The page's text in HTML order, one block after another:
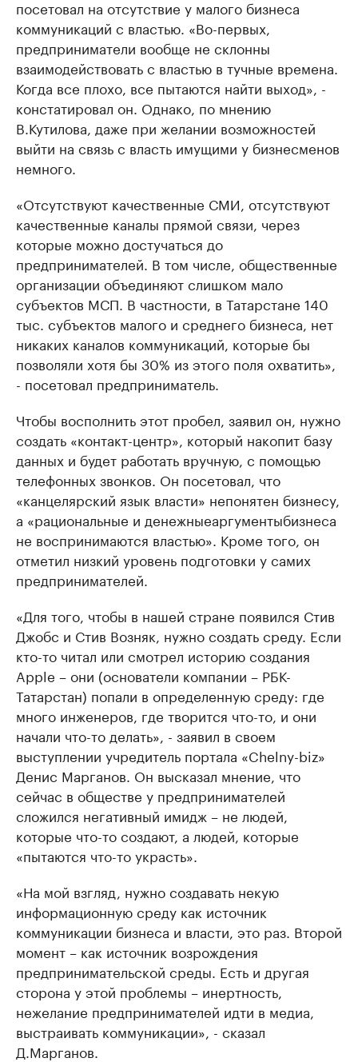
посетовал на отсутствие у малого бизнеса
коммуникаций с властью. «Во-первых,
предприниматели вообще не склонны
взаимодействовать с властью в тучные времена.
Когда все плохо, все пытаются найти выход», -
констатировал он. Однако, по мнению
В.Кутилова, даже при желании возможностей
выйти на связь с власть имущими у бизнесменов
немного.
«Отсутствуют качественные СМИ, отсутствуют
качественные каналы прямой связи, через
которые можно достучаться до
предпринимателей. В том числе, общественные
организации объединяют слишком мало
субъектов МСП. В частности, в Татарстане 140
тыс. субъектов малого и среднего бизнеса, нет
никаких каналов коммуникаций, которые бы
позволяли хотя бы 30% из этого поля охватить»,
- посетовал предприниматель.
Чтобы восполнить этот пробел, заявил он, нужно
создать «контакт-центр», который накопит базу
данных и будет работать вручную, с помощью
телефонных звонков. Он посетовал, что
«канцелярский язык власти» непонятен бизнесу,
а «рациональные и денежныеаргументыбизнеса
не воспринимаются властью». Кроме того, он
отметил низкий уровень подготовки у самих
предпринимателей.
«Для того, чтобы в нашей стране появился Стив
Джобс и Стив Возняк, нужно создать среду. Если
кто-то читал или смотрел историю создания
Apple – они (основатели компании – РБК-
Татарстан) попали в определенную среду: где
много инженеров, где творится что-то, и они
начали что-то делать», - заявил в своем
выступлении учредитель портала «Chelny-biz»
Денис Марганов. Он высказал мнение, что
сейчас в обществе у предпринимателей
сложился негативный имидж – не людей,
которые что-то создают, а людей, которые
«пытаются что-то украсть».
«На мой взгляд, нужно создавать некую
информационную среду как источник
коммуникации бизнеса и власти, это раз. Второй
момент – как источник возрождения
предпринимательской среды. Есть и другая
сторона у этой проблемы – инертность,
нежелание предпринимателей идти в медиа,
выстраивать коммуникации», - сказал
Д.Марганов.